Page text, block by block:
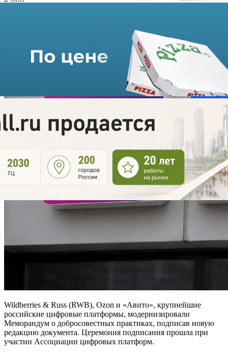
российские цифровые платформы, модернизировали
Меморандум о добросовестных практиках, подписав новую
редакцию документа. Церемония подписания прошла при
участии Ассоциации цифровых платформ.